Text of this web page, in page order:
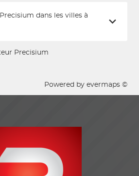
dans les villes à
Precisium
Powered by evermaps ©